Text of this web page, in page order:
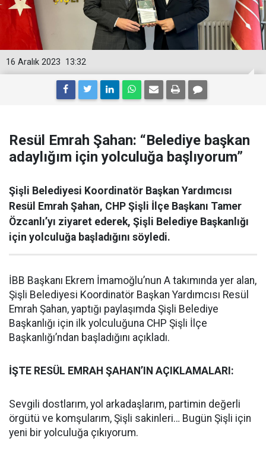
13:32
16 Aralık 2023
Resül Emrah Şahan: “Belediye başkan
adaylığım için yolculuğa başlıyorum”
Şişli Belediyesi Koordinatör Başkan Yardımcısı
Resül Emrah Şahan, CHP Şişli İlçe Başkanı Tamer
Özcanlı’yı ziyaret ederek, Şişli Belediye Başkanlığı
için yolculuğa başladığını söyledi.
İBB Başkanı Ekrem İmamoğlu’nun A takımında yer alan,
Şişli Belediyesi Koordinatör Başkan Yardımcısı Resül
Emrah Şahan, yaptığı paylaşımda Şişli Belediye
Başkanlığı için ilk yolculuğuna CHP Şişli İlçe
Başkanlığı’ndan başladığını açıkladı.
İŞTE RESÜL EMRAH ŞAHAN’IN AÇIKLAMALARI:
Sevgili dostlarım, yol arkadaşlarım, partimin değerli
örgütü ve komşularım, Şişli sakinleri… Bugün Şişli için
yeni bir yolculuğa çıkıyorum.